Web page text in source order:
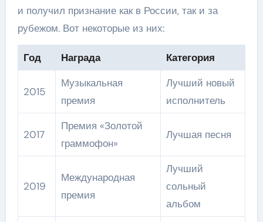
и получил признание как в России, так и за
рубежом. Вот некоторые из них:
Год Награда Категория
2015
Музыкальная
премия
Лучший новый
исполнитель
2017
Премия «Золотой
граммофон»
Лучшая песня
2019
Международная
премия
Лучший
сольный
альбом